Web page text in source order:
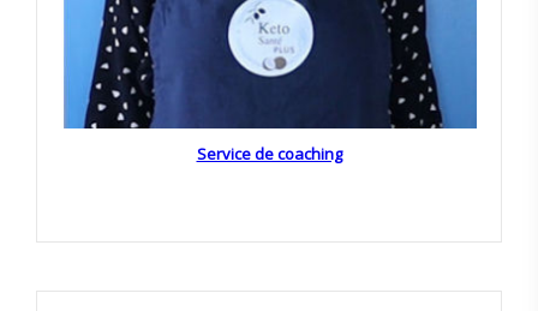
Service de coaching